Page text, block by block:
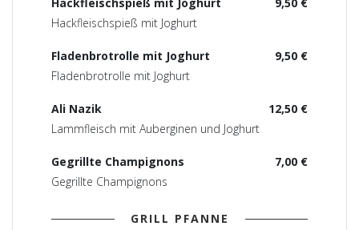
Hackfleischspieß mit Joghurt
9,50 €
Fladenbrotrolle mit Joghurt
Fladenbrotrolle mit Joghurt
12,50 €
Ali Nazik
Lammfleisch mit Auberginen und Joghurt
7,00 €
Gegrillte Champignons
Gegrillte Champignons
GRILL PFANNE